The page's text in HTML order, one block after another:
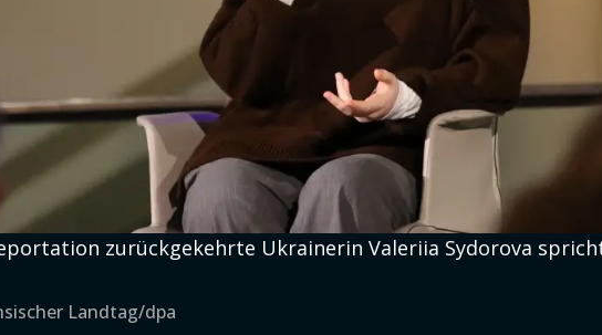
zurückgekehrte Ukrainerin Valeriia Sydorova
Landtag/dpa